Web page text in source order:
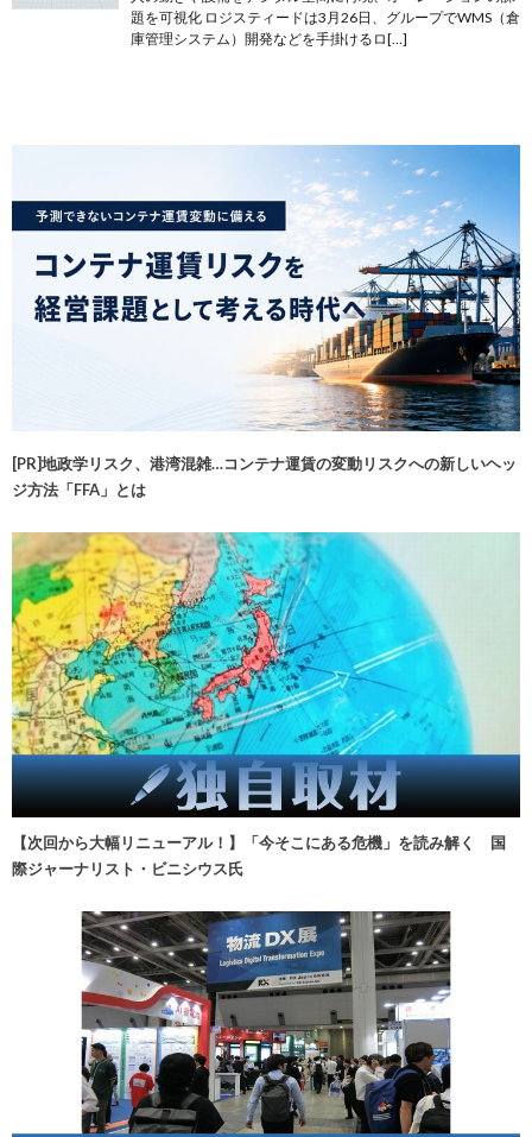
題を可視化 ロジスティードは3月26日、グループでWMS（倉
庫管理システム）開発などを手掛けるロ[…]
[PR]地政学リスク、港湾混雑…コンテナ運賃の変動リスクへの新しいヘッ
ジ方法「FFA」とは
【次回から大幅リニューアル！】「今そこにある危機」を読み解く 国
際ジャーナリスト・ビニシウス氏